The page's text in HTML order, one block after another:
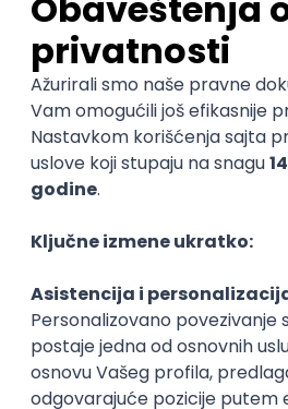
IT Network inženjer
Lidl Srbija KD
4
Nova Pazova | Hibrid
22.08.2026.
CISCO BGP EIGRP OSPF
POSLOVI NA MAIL
POSLODAVAC
GRAD
SENIORITET
NAČIN
Najnoviji poslovi